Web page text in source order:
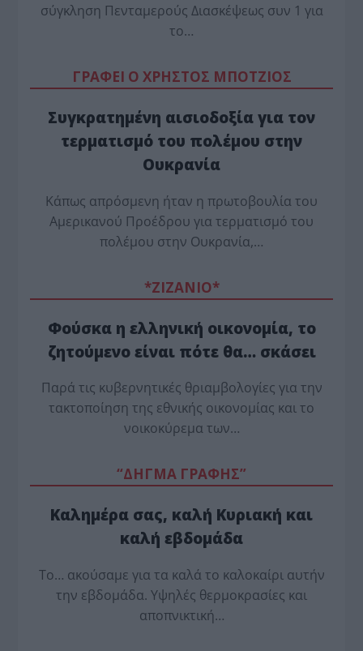
σύγκληση Πενταμερούς Διασκέψεως συν 1 για
το…
ΓΡΑΦΕΙ Ο ΧΡΗΣΤΟΣ ΜΠΟΤΖΙΟΣ
Συγκρατημένη αισιοδοξία για τον
τερματισμό του πολέμου στην
Ουκρανία
Κάπως απρόσμενη ήταν η πρωτοβουλία του
Αμερικανού Προέδρου για τερματισμό του
πολέμου στην Ουκρανία,…
*ZΙΖΑΝΙΟ*
Φούσκα η ελληνική οικονομία, το
ζητούμενο είναι πότε θα… σκάσει
Παρά τις κυβερνητικές θριαμβολογίες για την
τακτοποίηση της εθνικής οικονομίας και το
νοικοκύρεμα των…
“ΔΗΓΜΑ ΓΡΑΦΗΣ”
Καλημέρα σας, καλή Κυριακή και
καλή εβδομάδα
Το… ακούσαμε για τα καλά το καλοκαίρι αυτήν
την εβδομάδα. Υψηλές θερμοκρασίες και
αποπνικτική…